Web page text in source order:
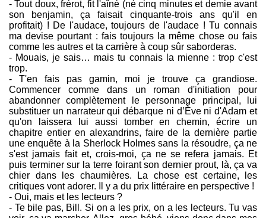
- Tout doux, frérot, fit l'aîné (né cinq minutes et demie avant
son benjamin, ça faisait cinquante-trois ans qu'il en
profitait) ! De l'audace, toujours de l'audace ! Tu connais
ma devise pourtant : fais toujours la même chose ou fais
comme les autres et ta carrière à coup sûr saborderas.
- Mouais, je sais… mais tu connais la mienne : trop c'est
trop.
- T'en fais pas gamin, moi je trouve ça grandiose.
Commencer comme dans un roman d'initiation pour
abandonner complètement le personnage principal, lui
substituer un narrateur qui débarque ni d’Ève ni d'Adam et
qu'on laissera lui aussi tomber en chemin, écrire un
chapitre entier en alexandrins, faire de la dernière partie
une enquête à la Sherlock Holmes sans la résoudre, ça ne
s'est jamais fait et, crois-moi, ça ne se refera jamais. Et
puis terminer sur la terre foirant son dernier prout, là, ça va
chier dans les chaumières. La chose est certaine, les
critiques vont adorer. Il y a du prix littéraire en perspective !
- Oui, mais et les lecteurs ?
- Te bile pas, Bill. Si on a les prix, on a les lecteurs. Tu vas